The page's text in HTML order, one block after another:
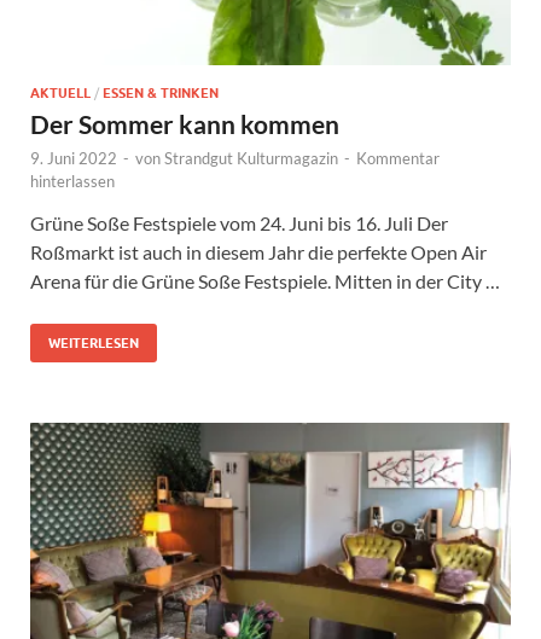
AKTUELL / ESSEN & TRINKEN
Der Sommer kann kommen
9. Juni 2022 - vonStrandgut Kulturmagazin - Kommentar
hinterlassen
Grüne Soße Festspiele vom 24. Juni bis 16. Juli Der
Roßmarkt ist auch in diesem Jahr die perfekte Open Air
Arena für die Grüne Soße Festspiele. Mitten in der City …
WEITERLESEN